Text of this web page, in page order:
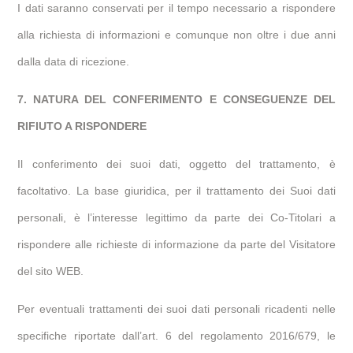
I dati saranno conservati per il tempo necessario a rispondere
alla richiesta di informazioni e comunque non oltre i due anni
dalla data di ricezione.
7. NATURA DEL CONFERIMENTO E CONSEGUENZE DEL
RIFIUTO A RISPONDERE
Il conferimento dei suoi dati, oggetto del trattamento, è
facoltativo. La base giuridica, per il trattamento dei Suoi dati
personali, è l’interesse legittimo da parte dei Co-Titolari a
rispondere alle richieste di informazione da parte del Visitatore
del sito WEB.
Per eventuali trattamenti dei suoi dati personali ricadenti nelle
specifiche riportate dall’art. 6 del regolamento 2016/679, le